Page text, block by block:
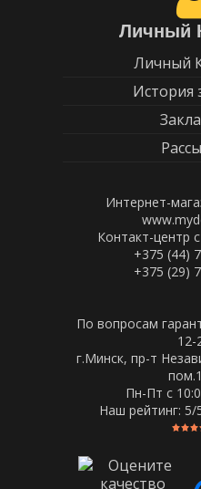
Личный
Личный
История
Интернет-
Контакт-центр
+375 (44)
+375 (29)
По вопросам
12-
г.Минск, пр-т
Пн-Пт c
Наш рейтинг: 5/